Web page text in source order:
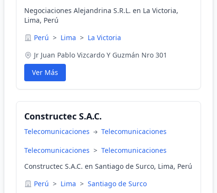
Negociaciones Alejandrina S.R.L. en La Victoria,
Lima, Perú
Perú > Lima > La Victoria
Jr Juan Pablo Vizcardo Y Guzmán Nro 301
Ver Más
Constructec S.A.C.
Telecomunicaciones Telecomunicaciones
Telecomunicaciones > Telecomunicaciones
Constructec S.A.C. en Santiago de Surco, Lima, Perú
Perú > Lima > Santiago de Surco